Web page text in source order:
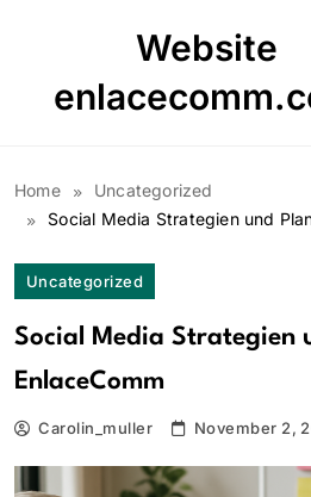
Website
Home
Uncategorized
Social Media Strategien und
Uncategorized
Social Media Strategien
EnlaceComm
Carolin_muller November 2,